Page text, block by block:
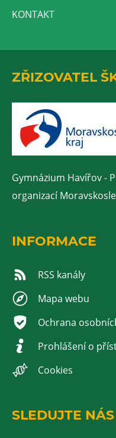
KONTAKT
ZŘIZOVATEL
Gymnázium Havířov -
organizací
INFORMACE
RSS kanály
Mapa webu
Ochrana
Prohlášení o
Cookies
SLEDUJTE